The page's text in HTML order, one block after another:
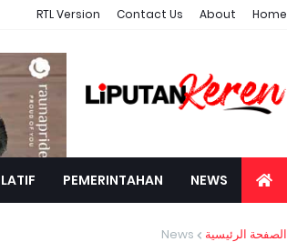
Home
About
Contact Us
RTL Version
NEWS
PEMERINTAHAN
الصفحة الرئيسية News